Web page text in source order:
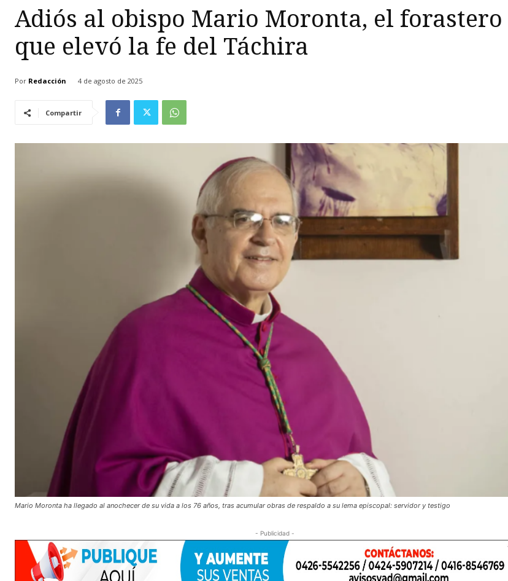
Adiós al obispo Mario Moronta, el forastero
que elevó la fe del Táchira
Por Redacción 4 de agosto de 2025
Compartir
Mario Moronta ha llegado al anochecer de su vida a los 76 años, tras acumular obras de respaldo a su lema episcopal: servidor y testigo
- Publicidad -